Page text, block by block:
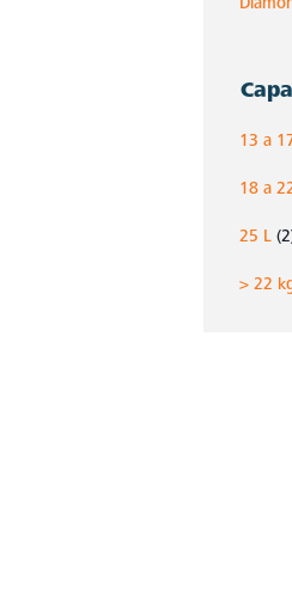
13 a
18 a
25 L
> 22